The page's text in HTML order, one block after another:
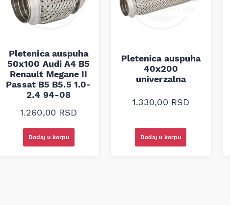
Pletenica auspuha
50x100 Audi A4 B5
Renault Megane II
Passat B5 B5.5 1.0-
2.4 94-08
1.260,00 RSD
Dodaj u korpu
Pletenica auspuha
40x200
univerzalna
1.330,00 RSD
Dodaj u korpu